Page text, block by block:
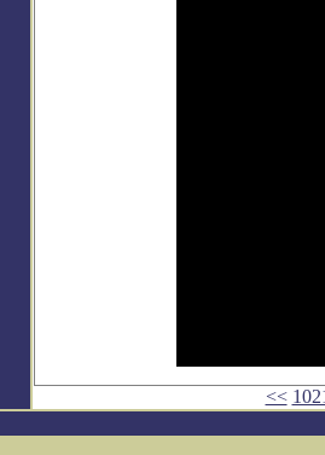
<<